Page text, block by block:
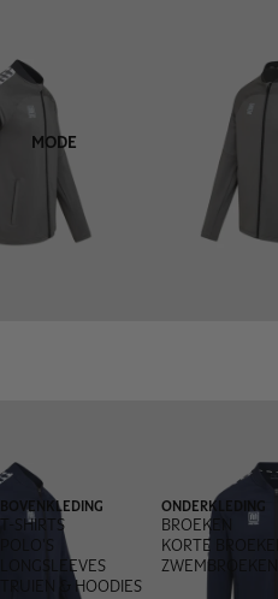
MODE
BOVENKLEDING
T-SHIRTS
POLO'S
LONGSLEEVES
TRUIEN & HOODIES
ONDERKLEDING
BROEKEN
KORTE BROEKEN
ZWEMBROEKEN